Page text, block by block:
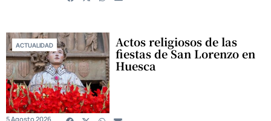
ACTUALIDAD Actos religiosos de las
fiestas de San Lorenzo en
Huesca
5 Agosto 2026